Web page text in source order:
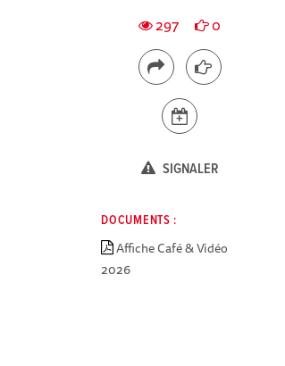
297 0
SIGNALER
DOCUMENTS :
Affiche Café & Vidéo
2026